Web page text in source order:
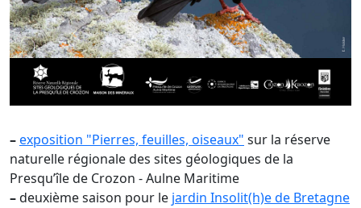
–exposition "Pierres, feuilles, oiseaux" sur la réserve
naturelle régionale des sites géologiques de la
Presqu’île de Crozon - Aulne Maritime
–deuxième saison pour le jardin Insolit(h)e de Bretagne